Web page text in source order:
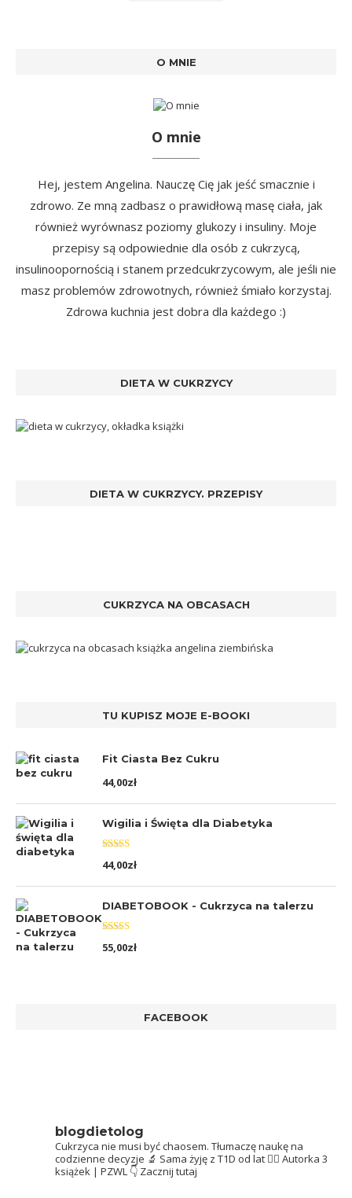
O MNIE
O mnie
Hej, jestem Angelina. Nauczę Cię jak jeść smacznie i
zdrowo. Ze mną zadbasz o prawidłową masę ciała, jak
również wyrównasz poziomy glukozy i insuliny. Moje
przepisy są odpowiednie dla osób z cukrzycą,
insulinoopornością i stanem przedcukrzycowym, ale jeśli nie
masz problemów zdrowotnych, również śmiało korzystaj.
Zdrowa kuchnia jest dobra dla każdego :)
DIETA W CUKRZYCY
DIETA W CUKRZYCY. PRZEPISY
CUKRZYCA NA OBCASACH
TU KUPISZ MOJE E-BOOKI
Fit Ciasta Bez Cukru
44,00zł
Wigilia i Święta dla Diabetyka
Oceniono
5.00na 5
44,00zł
DIABETOBOOK - Cukrzyca na talerzu
Oceniono
5.00na 5
55,00zł
FACEBOOK
blogdietolog
Cukrzyca nie musi być chaosem. Tłumaczę naukę na
codzienne decyzje 🔬 Sama żyję z T1D od lat 👩‍⚕️ Autorka 3
książek | PZWL 👇 Zacznij tutaj